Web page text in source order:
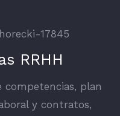
RRHH
competencias, plan
y contratos,